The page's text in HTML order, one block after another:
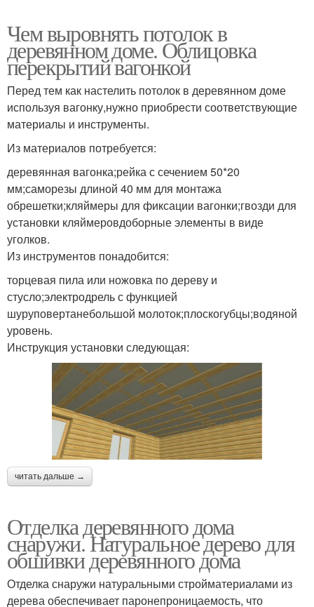
Чем выровнять потолок в
деревянном доме. Облицовка
перекрытий вагонкой
Перед тем как настелить потолок в деревянном доме
используя вагонку,нужно приобрести соответствующие
материалы и инструменты.
Из материалов потребуется:
деревянная вагонка;рейка с сечением 50*20
мм;саморезы длиной 40 мм для монтажа
обрешетки;кляймеры для фиксации вагонки;гвозди для
установки кляймеровдоборные элементы в виде
уголков.
Из инструментов понадобится:
торцевая пила или ножовка по дереву и
стусло;электродрель с функцией
шуруповертанебольшой молоток;плоскогубцы;водяной
уровень.
Инструкция установки следующая:
читать дальше →
Отделка деревянного дома
снаружи. Натуральное дерево для
обшивки деревянного дома
Отделка снаружи натуральными стройматериалами из
дерева обеспечивает паронепроницаемость, что